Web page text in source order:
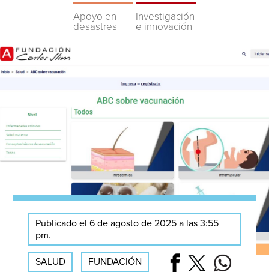
Apoyo en
desastres
Investigación
e innovación
Publicado el 6 de agosto de 2025 a las 3:55
pm.
SALUD FUNDACIÓN